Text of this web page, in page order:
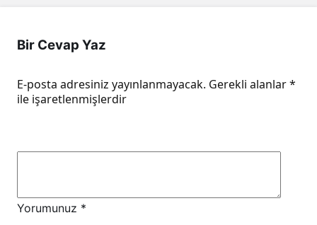
Bir Cevap Yaz
E-posta adresiniz yayınlanmayacak. Gerekli alanlar*
ile işaretlenmişlerdir
Yorumunuz *